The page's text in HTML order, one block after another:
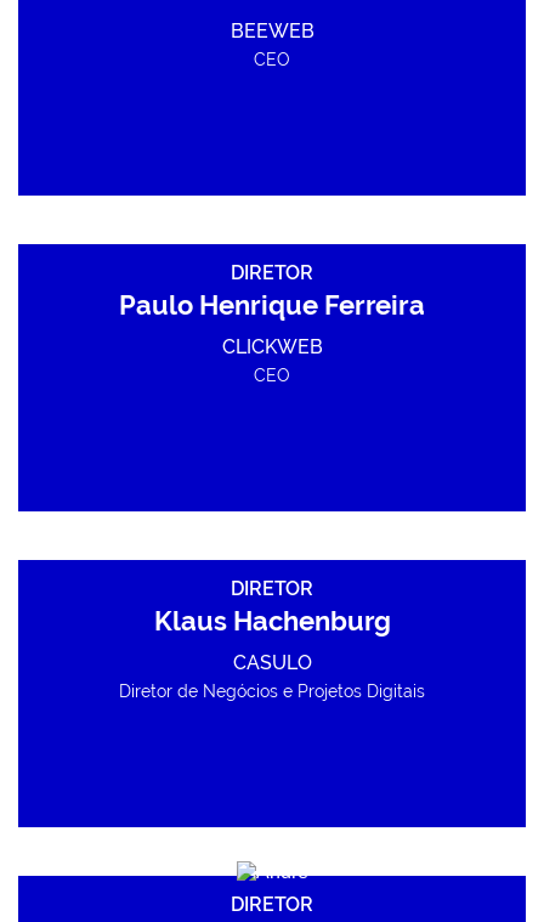
BEEWEB
CEO
DIRETOR
Paulo Henrique Ferreira
CLICKWEB
CEO
DIRETOR
Klaus Hachenburg
CASULO
Diretor de Negócios e Projetos Digitais
DIRETOR